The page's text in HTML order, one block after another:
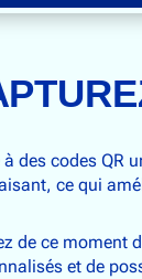
à des codes QR
ce qui
de ce moment
et de